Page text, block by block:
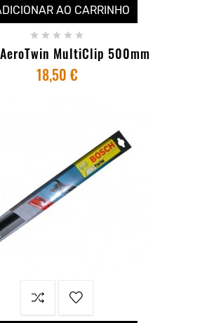
AO CARRINHO
    
MultiClip 500mm
18,50 €